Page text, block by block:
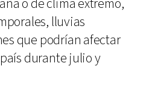
o de clima extremo,
lluvias
que podrían afectar
durante julio y